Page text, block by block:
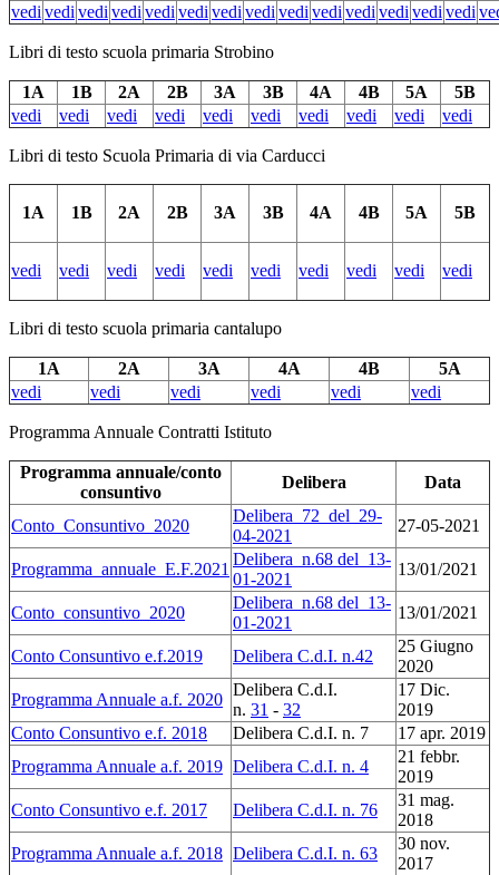
vedi vedi vedi vedi vedi vedi vedi vedi vedi vedi vedi vedi vedi vedi
Libri di testo scuola primaria Strobino
1A 1B 2A 2B 3A 3B 4A 4B 5A
5B
vedi
vedi vedi vedi vedi vedi vedi vedi vedi vedi
Libri di testo Scuola Primaria di via Carducci
1A 1B 2A 2B 3A 3B 4A 4B 5A 5B
vedi vedi vedi vedi vedi vedi vedi vedi vedi vedi
Libri di testo scuola primaria cantalupo
1A 2A 3A 4A 4B
5A
vedi
vedi vedi vedi vedi vedi
Programma Annuale Contratti Istituto
Programma annuale/conto
consuntivo
Delibera Data
Conto_Consuntivo_2020
Delibera_72_del_29-
04-2021
27-05-2021
Programma_annuale_E.F.2021
Delibera_n.68 del_13-
01-2021
13/01/2021
Conto_consuntivo_2020
Delibera_n.68 del_13-
01-2021
13/01/2021
Conto Consuntivo e.f.2019 Delibera C.d.I. n.42
25 Giugno
2020
Programma Annuale a.f. 2020
Delibera C.d.I.
n. 31 - 32
17 Dic.
2019
Conto Consuntivo e.f. 2018
Delibera C.d.I. n. 7
17 apr. 2019
Programma Annuale a.f. 2019 Delibera C.d.I. n. 4
21 febbr.
2019
Conto Consuntivo e.f. 2017
Delibera C.d.I. n. 76
31 mag.
2018
Programma Annuale a.f. 2018 Delibera C.d.I. n. 63
30 nov.
2017